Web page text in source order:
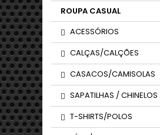
ROUPA CASUAL
ACESSÓRIOS
CALÇAS/CALÇÕES
CASACOS/CAMISOLAS
SAPATILHAS / CHINELOS
T-SHIRTS/POLOS